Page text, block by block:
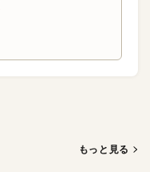
もっと見る